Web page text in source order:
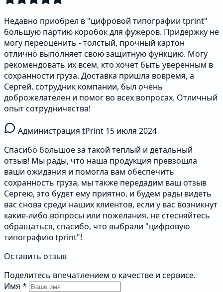
Недавно приобрел в "цифровой типографии tprint"
большую партию коробок для фужеров. Придержку не
могу переоценить - толстый, прочный картон
отлично выполняет свою защитную функцию. Могу
рекомендовать их всем, кто хочет быть уверенным в
сохранности груза. Доставка пришла вовремя, а
Сергей, сотрудник компании, был очень
доброжелателен и помог во всех вопросах. Отличный
опыт сотрудничества!
Администрация tPrint 15 июля 2024
Спасибо большое за такой теплый и детальный
отзыв! Мы рады, что наша продукция превзошла
ваши ожидания и помогла вам обеспечить
сохранность груза, мы также передадим ваш отзыв
Сергею, это будет ему приятно, и будем рады видеть
вас снова среди наших клиентов, если у вас возникнут
какие-либо вопросы или пожелания, не стесняйтесь
обращаться, спасибо, что выбрали "цифровую
типографию tprint"!
Оставить отзыв
Поделитесь впечатлением о качестве и сервисе.
Имя *